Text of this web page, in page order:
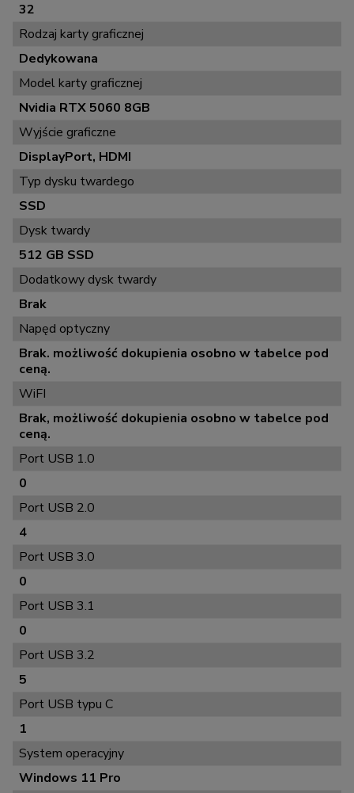
32
Rodzaj karty graficznej
Dedykowana
Model karty graficznej
Nvidia RTX 5060 8GB
Wyjście graficzne
DisplayPort, HDMI
Typ dysku twardego
SSD
Dysk twardy
512 GB SSD
Dodatkowy dysk twardy
Brak
Napęd optyczny
Brak. możliwość dokupienia osobno w tabelce pod
ceną.
WiFI
Brak, możliwość dokupienia osobno w tabelce pod
ceną.
Port USB 1.0
0
Port USB 2.0
4
Port USB 3.0
0
Port USB 3.1
0
Port USB 3.2
5
Port USB typu C
1
System operacyjny
Windows 11 Pro